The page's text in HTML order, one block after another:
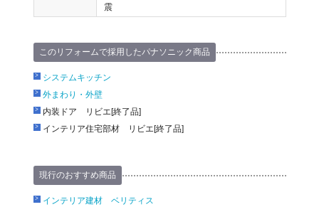
震
このリフォームで採用したパナソニック商品
システムキッチン
外まわり・外壁
内装ドア リビエ[終了品]
インテリア住宅部材 リビエ[終了品]
現行のおすすめ商品
インテリア建材 ベリティス